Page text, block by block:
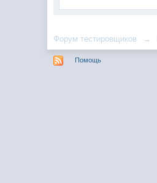
Форум тестировщиков →
Помощь